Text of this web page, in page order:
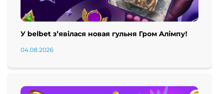
У belbet з’явілася новая гульня Гром Алімпу!
04.08.2026